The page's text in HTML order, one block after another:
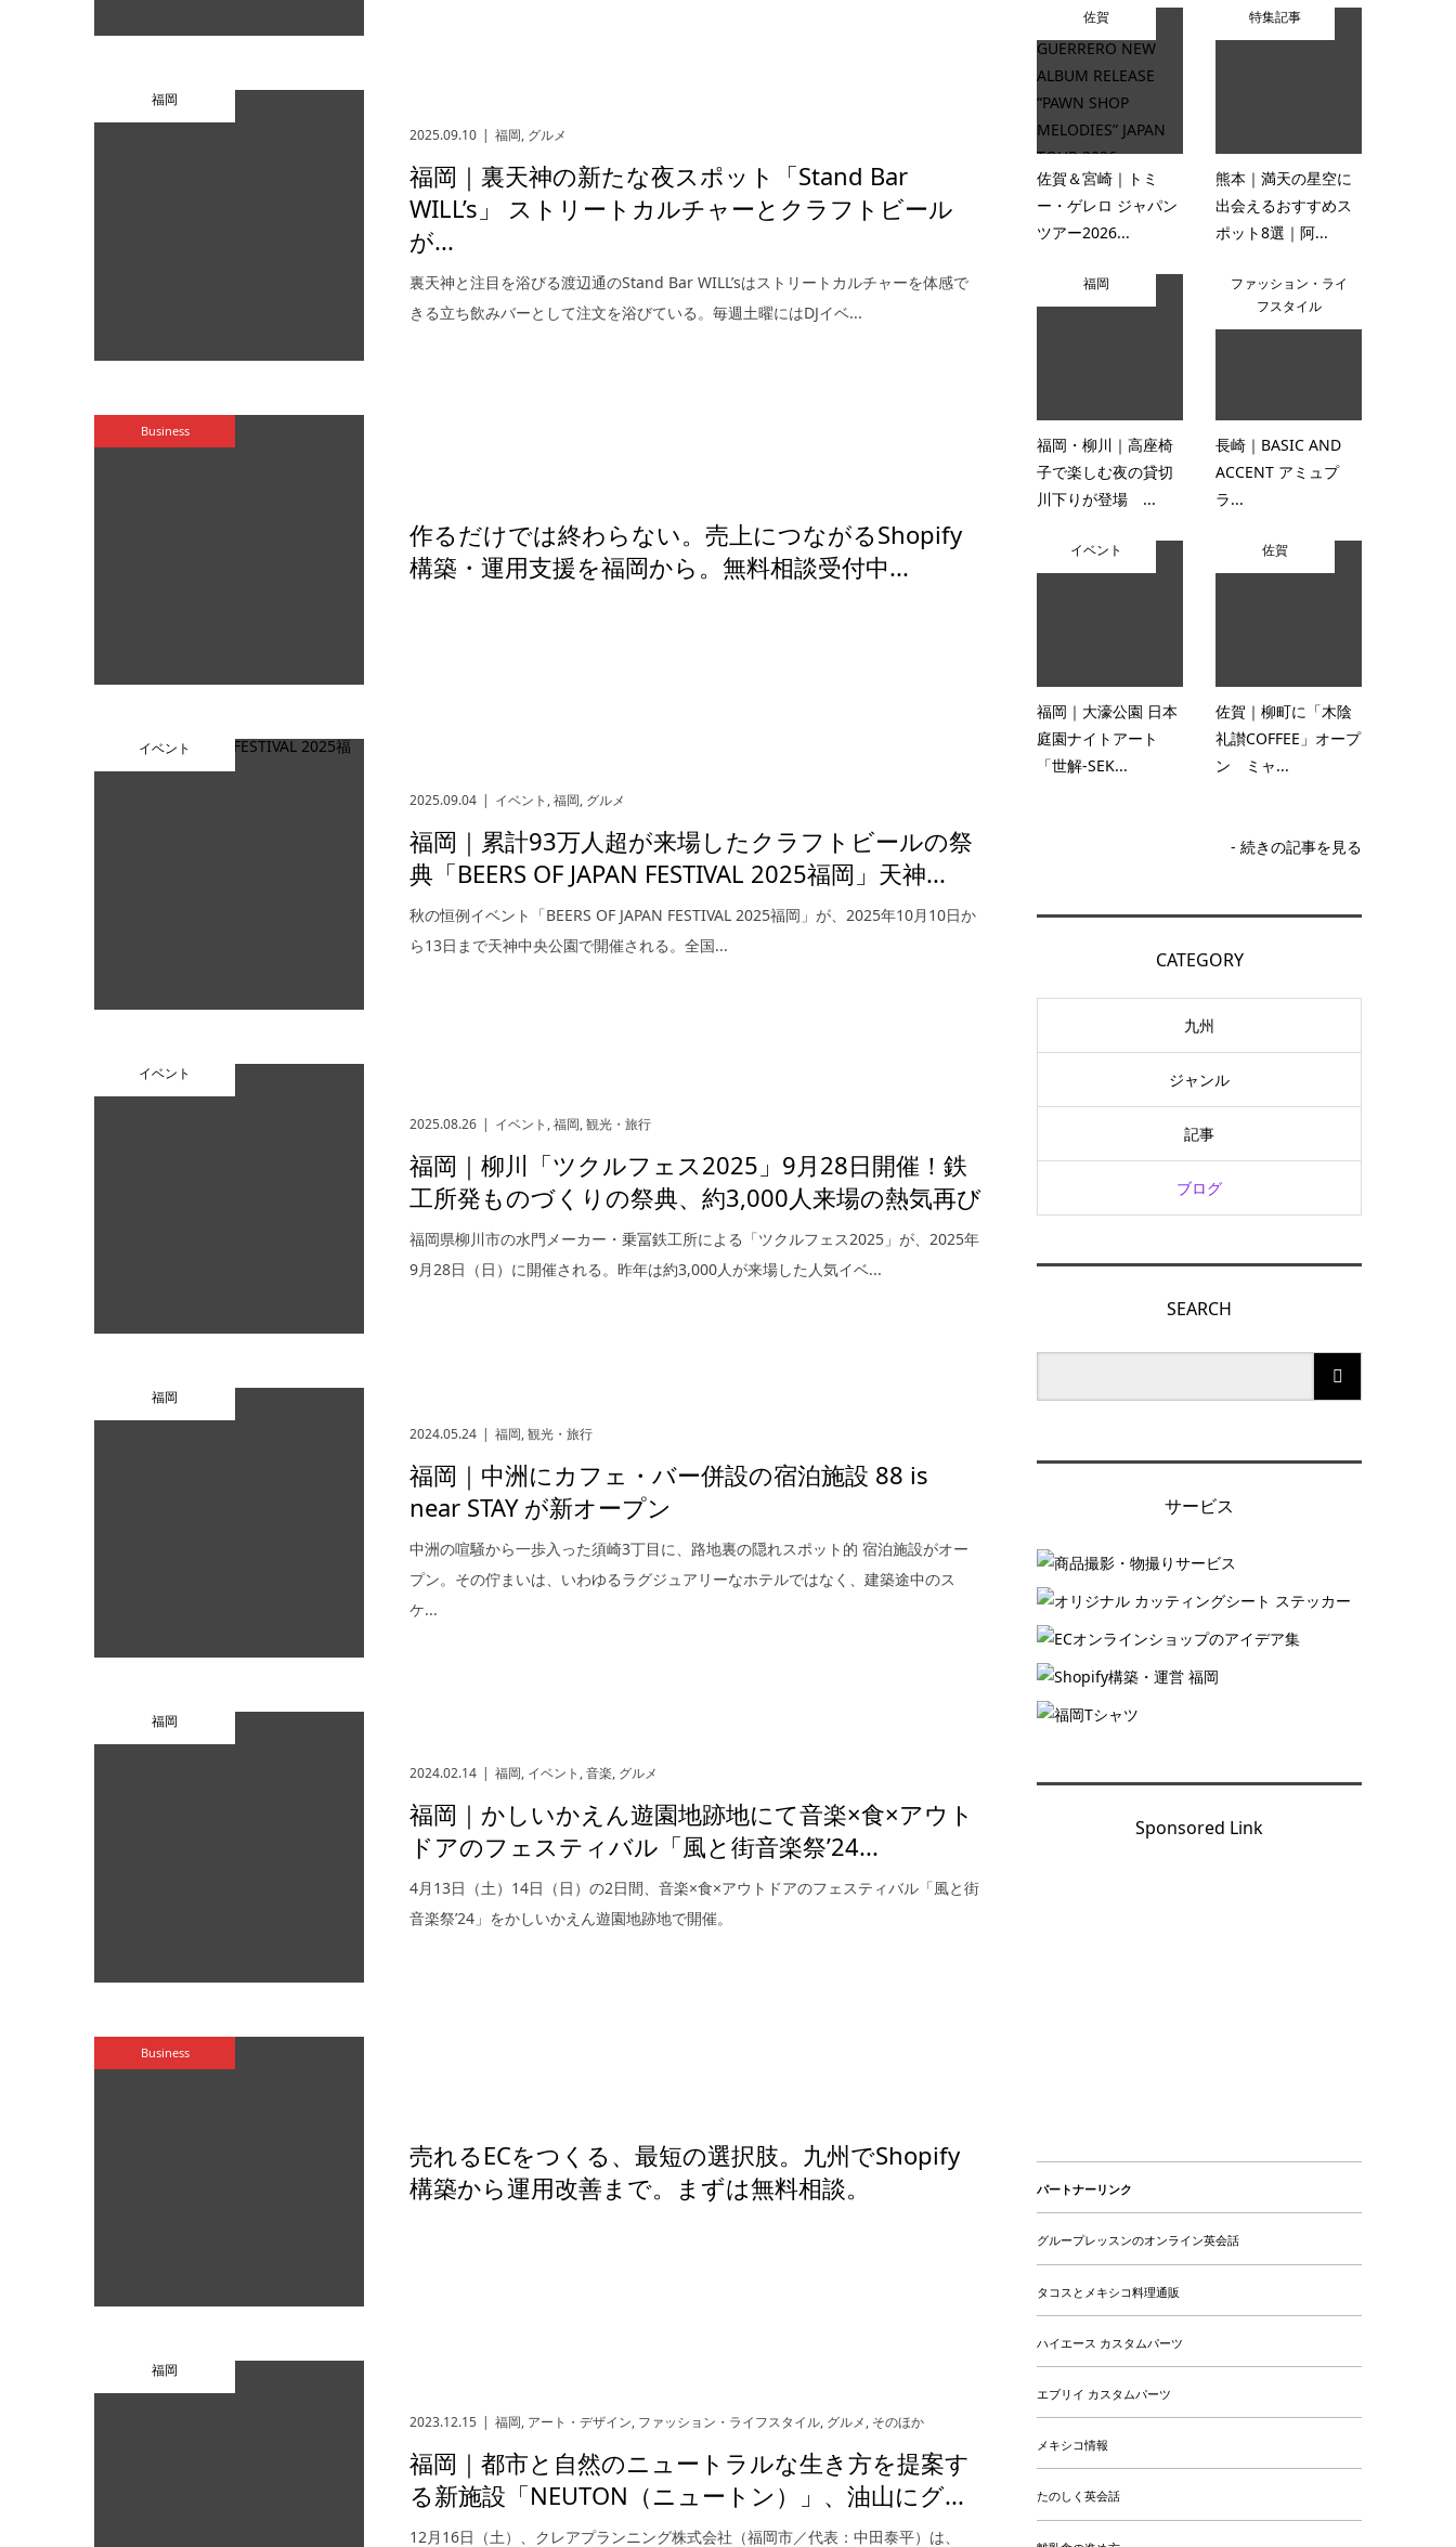
福岡
2025.09.10
福岡, グルメ
福岡｜裏天神の新たな夜スポット「Stand Bar
WILL’s」 ストリートカルチャーとクラフトビール
が...
裏天神と注目を浴びる渡辺通のStand Bar WILL’sはストリートカルチャーを体感で
きる立ち飲みバーとして注文を浴びている。毎週土曜にはDJイベ...
Business
作るだけでは終わらない。売上につながるShopify
構築・運用支援を福岡から。無料相談受付中...
イベント
2025.09.04 イベント ,福岡, グルメ
福岡｜累計93万人超が来場したクラフトビールの祭
典「BEERS OF JAPAN FESTIVAL 2025福岡」天神...
秋の恒例イベント「BEERS OF JAPAN FESTIVAL 2025福岡」が、2025年10月10日か
ら13日まで天神中央公園で開催される。全国...
イベント
2025.08.26 イベント ,福岡,観光・旅行
福岡｜柳川「ツクルフェス2025」9月28日開催！鉄
工所発ものづくりの祭典、約3,000人来場の熱気再び
福岡県柳川市の水門メーカー・乗冨鉄工所による「ツクルフェス2025」が、2025年
9月28日（日）に開催される。昨年は約3,000人が来場した人気イベ...
福岡
2024.05.24
福岡,観光・旅行
福岡｜中洲にカフェ・バー併設の宿泊施設 88 is
near STAY が新オープン
中洲の喧騒から一歩入った須崎3丁目に、路地裏の隠れスポット的 宿泊施設がオー
プン。その佇まいは、いわゆるラグジュアリーなホテルではなく、建築途中のス
ケ...
福岡
2024.02.14 福岡, イベント ,音楽, グルメ
福岡｜かしいかえん遊園地跡地にて音楽×食×アウト
ドアのフェスティバル「風と街音楽祭’24...
4月13日（土）14日（日）の2日間、音楽×食×アウトドアのフェスティバル「風と街
音楽祭’24」をかしいかえん遊園地跡地で開催。
Business
売れるECをつくる、最短の選択肢。九州でShopify
構築から運用改善まで。まずは無料相談。
福岡
2023.12.15 福岡, アート・デザイン, ファッション・ライフスタイル, グルメ, そのほか
福岡｜都市と自然のニュートラルな生き方を提案す
る新施設「NEUTON（ニュートン）」、油山にグ...
12月16日（土）、クレアプランニング株式会社（福岡市／代表：中田泰平）は、
佐賀
佐賀＆宮崎｜トミ
ー・ゲレロ ジャパン
ツアー2026...
特集記事
熊本｜満天の星空に
出会えるおすすめス
ポット8選｜阿...
福岡
福岡・柳川｜高座椅
子で楽しむ夜の貸切
川下りが登場 ...
ファッション・ライ
フスタイル
長崎｜BASIC AND
ACCENT アミュプ
ラ...
イベント
福岡｜大濠公園 日本
庭園ナイトアート
「世解-SEK...
佐賀
佐賀｜柳町に「木陰
礼讃COFFEE」オープ
ン ミャ...
- 続きの記事を見る
CATEGORY
九州
ジャンル
記事
ブログ
SEARCH
サービス
Sponsored Link
パートナーリンク
グループレッスンのオンライン英会話
タコスとメキシコ料理通販
ハイエース カスタムパーツ
エブリイ カスタムパーツ
メキシコ情報
たのしく英会話